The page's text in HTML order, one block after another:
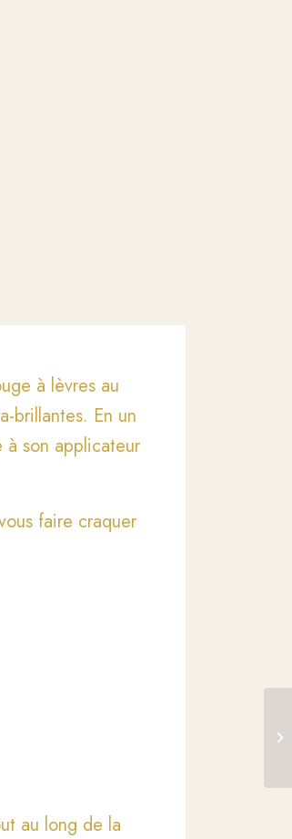
à lèvres au
brillantes. En un
son applicateur
faire craquer
au long de la